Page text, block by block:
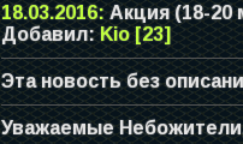
18.03.2016: Акция (18-20
Добавил: Kio [23]
Эта новость без
Уважаемые